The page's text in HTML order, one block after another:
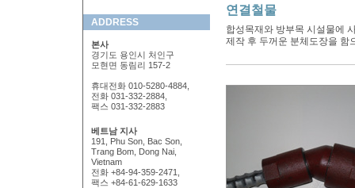
ADDRESS
본사
경기도 용인시 처인구
모현면 동림리 157-2
휴대전화 010-5280-4884,
전화 031-332-2884,
팩스 031-332-2883
베트남 지사
191, Phu Son, Bac Son,
Trang Bom, Dong Nai,
Vietnam
전화 +84-94-359-2471,
팩스 +84-61-629-1633
연결철물
합성목재와 방부목 시설물에
제작 후 두꺼운 분체도장을 함